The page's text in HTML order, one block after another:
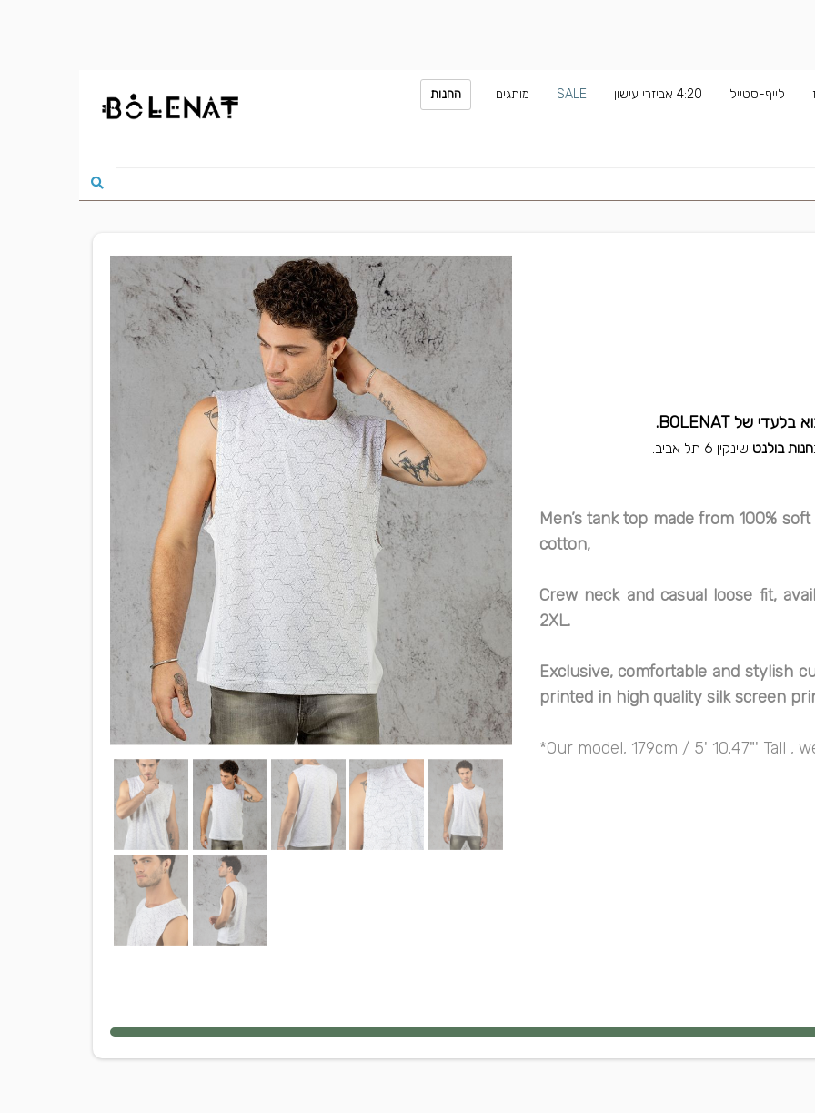
לייף-סטייל 4:20 אביזרי עישון SALE מותגים החנות
חנות בולנט שינקין 6 תל אביב.
Men’s tank top made from 100%
cotton,
Crew neck and casual loose fit,
2XL.
Exclusive, comfortable and stylish
printed in high quality silk screen
*Our model, 179cm / 5' 10.47"' Tall ,